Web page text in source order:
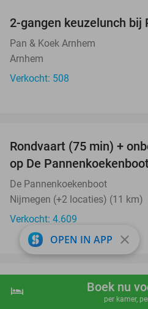
shopping_cart Boek
hotel Boek nu
per kamer,
2-gangen keuzelunch bij
Pan & Koek Arnhem
Arnhem
Verkocht: 508
Rondvaart (75 min) +
op De Pannenkoekenboot
De Pannenkoekenboot
Nijmegen (+2 locaties) (11 km)
Verkocht: 4.609
9 of 18 holes Pitch&Putt
bittergarnituur of
OPEN IN APP close